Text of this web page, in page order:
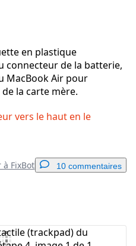
en plastique
connecteur de la batterie,
MacBook Air pour
la carte mère.
vers le haut en le
à FixBot 10 commentaires